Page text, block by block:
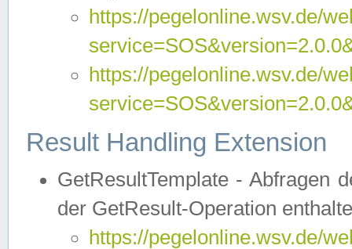
https://pegelonline.wsv.de/
https://pegelonline.wsv.de/
Result Handling Extension
GetResultTemplate - Abfragen
der GetResult-Operation
https://pegelonline.wsv.de/